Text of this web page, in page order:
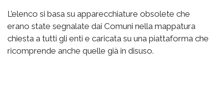
L’elenco si basa su apparecchiature obsolete che
erano state segnalate dai Comuni nella mappatura
chiesta a tutti gli enti e caricata su una piattaforma che
ricomprende anche quelle già in disuso.